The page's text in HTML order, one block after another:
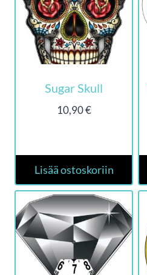
Sugar Skull
10,90€
Lisää ostoskoriin